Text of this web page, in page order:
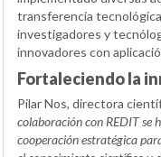
transferencia
investigadores y
innovadores con
Fortaleciendo la
Pilar Nos, directora
colaboración con REDIT se
cooperación estratégica